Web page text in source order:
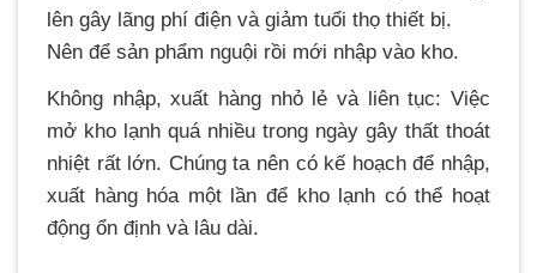
lên gây lãng phí điện và giảm tuổi thọ thiết bị.
Nên để sản phẩm nguội rồi mới nhập vào kho.
Không nhập, xuất hàng nhỏ lẻ và liên tục: Việc
mở kho lạnh quá nhiều trong ngày gây thất thoát
nhiệt rất lớn. Chúng ta nên có kế hoạch để nhập,
xuất hàng hóa một lần để kho lạnh có thể hoạt
động ổn định và lâu dài.